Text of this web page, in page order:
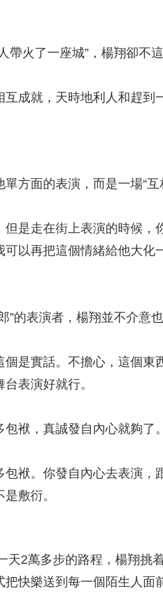
火了一座城”，楊翔卻不這
就，天時地利人和趕到
面的表演，而是一場“互
走在街上表演的時候，
以再把這個情緒給他大
表演者，楊翔並不介意也
實話。不擔心，這個東
表演好就行。
袱，真誠發自內心就夠了。
。你發自內心去表演，
敷衍。
2萬多步的路程，楊翔挑
快樂送到每一個陌生人面